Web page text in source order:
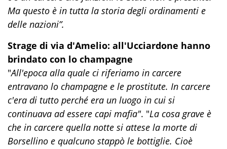
Ma questo è in tutta la storia degli ordinamenti e
delle nazioni”.
Strage di via d'Amelio: all'Ucciardone hanno
brindato con lo champagne
"All'epoca alla quale ci riferiamo in carcere
entravano lo champagne e le prostitute. In carcere
c'era di tutto perché era un luogo in cui si
continuava ad essere capi mafia". "La cosa grave è
che in carcere quella notte si attese la morte di
Borsellino e qualcuno stappò le bottiglie. Cioè